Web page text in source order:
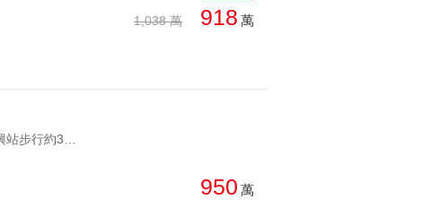
1,038 萬 918 萬
950 萬